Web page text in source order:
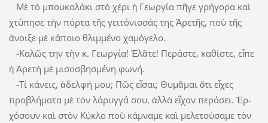
Μὲ τὸ μπουκαλάκι στὸ χέρι ἡ Γεωργία πῆγε γρήγορα καὶ
χτύπησε τὴν πόρτα τῆς γειτόνισσάς της Ἀρετῆς, ποὺ τῆς
ἄνοιξε μὲ κάποιο θλιμμένο χαμόγελο.
-Καλῶς την τὴν κ. Γεωργία! Ἐλᾶτε! Πε­ράστε, καθίστε, εἶπε
ἡ Ἀρετὴ μὲ μισοσβησμένη φωνή.
-Τί κάνεις, ἀδελφή μου; Πῶς εἶσαι; Θυ­μᾶμαι ὅτι εἶχες
προβλήματα μὲ τὸν λάρυγγά σου, ἀλλὰ εἶχαν περάσει. Ἐρ­
χόσουν καὶ στὸν Κύκλο ποὺ κάμναμε καὶ μελετούσαμε τὸν